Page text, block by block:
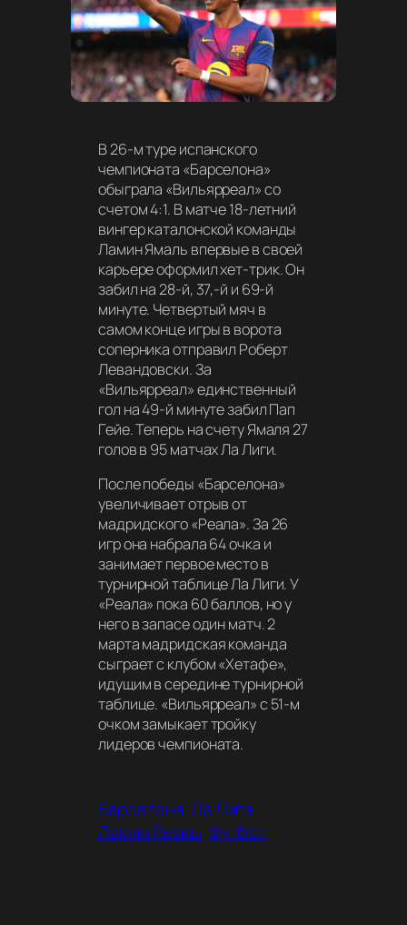
В 26-м туре испанского
чемпионата «Барселона»
обыграла «Вильярреал» со
счетом 4:1. В матче 18-летний
вингер каталонской команды
Ламин Ямаль впервые в своей
карьере оформил хет-трик. Он
забил на 28-й, 37,-й и 69-й
минуте. Четвертый мяч в
самом конце игры в ворота
соперника отправил Роберт
Левандовски. За
«Вильярреал» единственный
гол на 49-й минуте забил Пап
Гейе. Теперь на счету Ямаля 27
голов в 95 матчах Ла Лиги.
После победы «Барселона»
увеличивает отрыв от
мадридского «Реала». За 26
игр она набрала 64 очка и
занимает первое место в
турнирной таблице Ла Лиги. У
«Реала» пока 60 баллов, но у
него в запасе один матч. 2
марта мадридская команда
сыграет с клубом «Хетафе»,
идущим в середине турнирной
таблице. «Вильярреал» с 51-м
очком замыкает тройку
лидеров чемпионата.
Барселона Ла Лига
Ламин Ямаль футбол